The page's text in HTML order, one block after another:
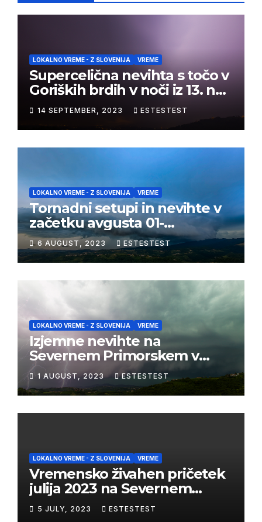
LOKALNO VREME - Z SLOVENIJA VREME
Supercelična nevihta s točo v
Goriških brdih v noči iz 13. na
14. september 2023
14 SEPTEMBER, 2023 ESTESTEST
LOKALNO VREME - Z SLOVENIJA VREME
Tornadni setupi in nevihte v
začetku avgusta 01-
03/08/2023
6 AUGUST, 2023 ESTESTEST
LOKALNO VREME - Z SLOVENIJA VREME
Izjemne nevihte na
Severnem Primorskem v
juliju 2023
1 AUGUST, 2023 ESTESTEST
LOKALNO VREME - Z SLOVENIJA VREME
Vremensko živahen pričetek
julija 2023 na Severnem
Primorskem
5 JULY, 2023 ESTESTEST